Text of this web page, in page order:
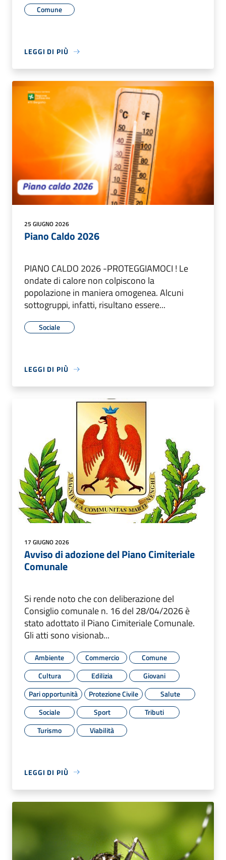
Comune
LEGGI DI PIÙ
25 GIUGNO 2026
Piano Caldo 2026
PIANO CALDO 2026 -PROTEGGIAMOCI ! Le
ondate di calore non colpiscono la
popolazione in maniera omogenea. Alcuni
sottogruppi, infatti, risultano essere...
Sociale
LEGGI DI PIÙ
17 GIUGNO 2026
Avviso di adozione del Piano Cimiteriale
Comunale
Si rende noto che con deliberazione del
Consiglio comunale n. 16 del 28/04/2026 è
stato adottato il Piano Cimiteriale Comunale.
Gli atti sono visionab...
Ambiente Commercio
Comune
Cultura
Edilizia
Giovani
Pari opportunità
Protezione Civile
Salute
Sociale
Sport
Tributi
Turismo
Viabilità
LEGGI DI PIÙ